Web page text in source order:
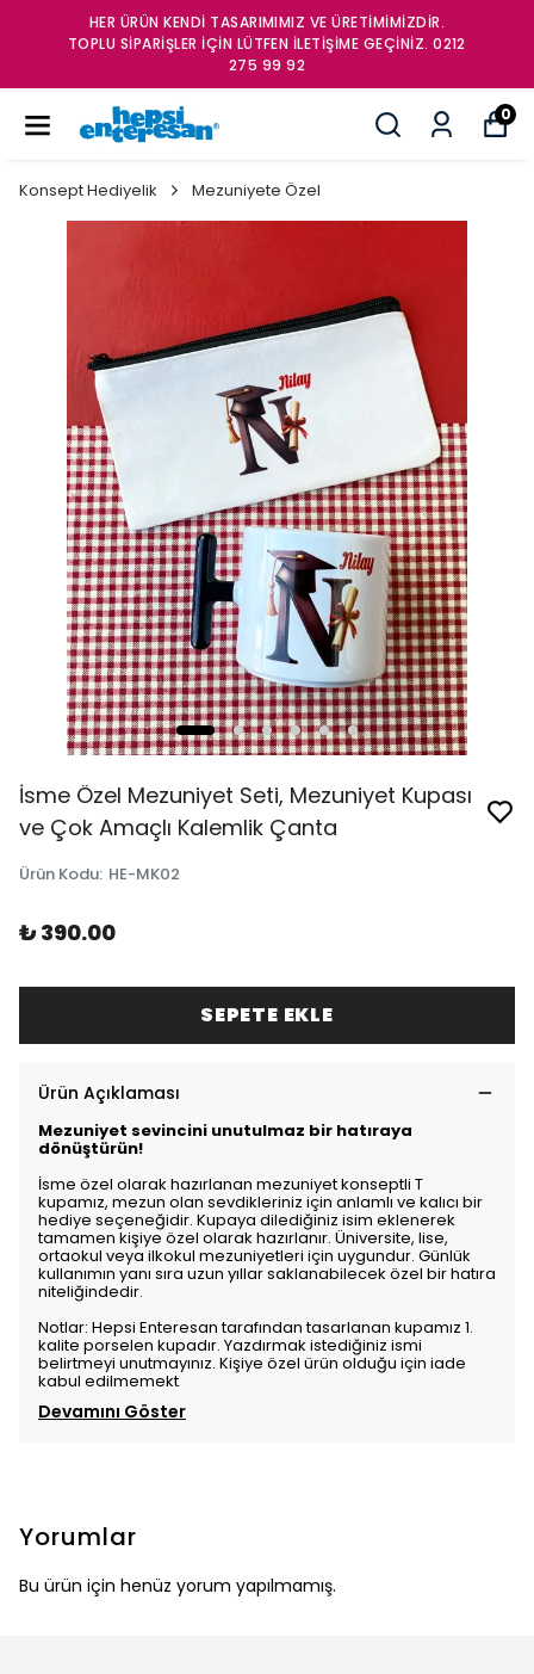
HER ÜRÜN KENDİ TASARIMIMIZ VE ÜRETİMİMİZDİR.
TOPLU SİPARİŞLER İÇİN LÜTFEN İLETİŞİME GEÇİNİZ. 0212
275 99 92
0
Konsept Hediyelik Mezuniyete Özel
İsme Özel Mezuniyet Seti, Mezuniyet Kupası
ve Çok Amaçlı Kalemlik Çanta
Ürün Kodu: HE-MK02
₺ 390.00
SEPETE EKLE
Ürün Açıklaması
Mezuniyet sevincini unutulmaz bir hatıraya
dönüştürün!
İsme özel olarak hazırlanan mezuniyet konseptli T
kupamız, mezun olan sevdikleriniz için anlamlı ve kalıcı bir
hediye seçeneğidir. Kupaya dilediğiniz isim eklenerek
tamamen kişiye özel olarak hazırlanır. Üniversite, lise,
ortaokul veya ilkokul mezuniyetleri için uygundur. Günlük
kullanımın yanı sıra uzun yıllar saklanabilecek özel bir hatıra
niteliğindedir.
Notlar: Hepsi Enteresan tarafından tasarlanan kupamız 1.
kalite porselen kupadır. Yazdırmak istediğiniz ismi
belirtmeyi unutmayınız. Kişiye özel ürün olduğu için iade
kabul edilmemekt
Devamını Göster
Yorumlar
Bu ürün için henüz yorum yapılmamış.